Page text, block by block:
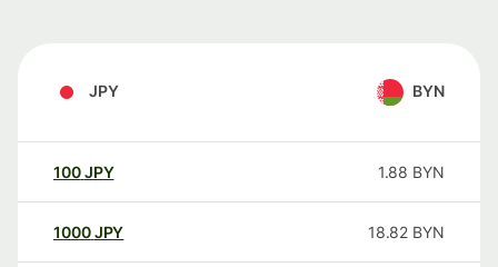
JPY BYN
100JPY 1.88 BYN
1000JPY 18.82 BYN